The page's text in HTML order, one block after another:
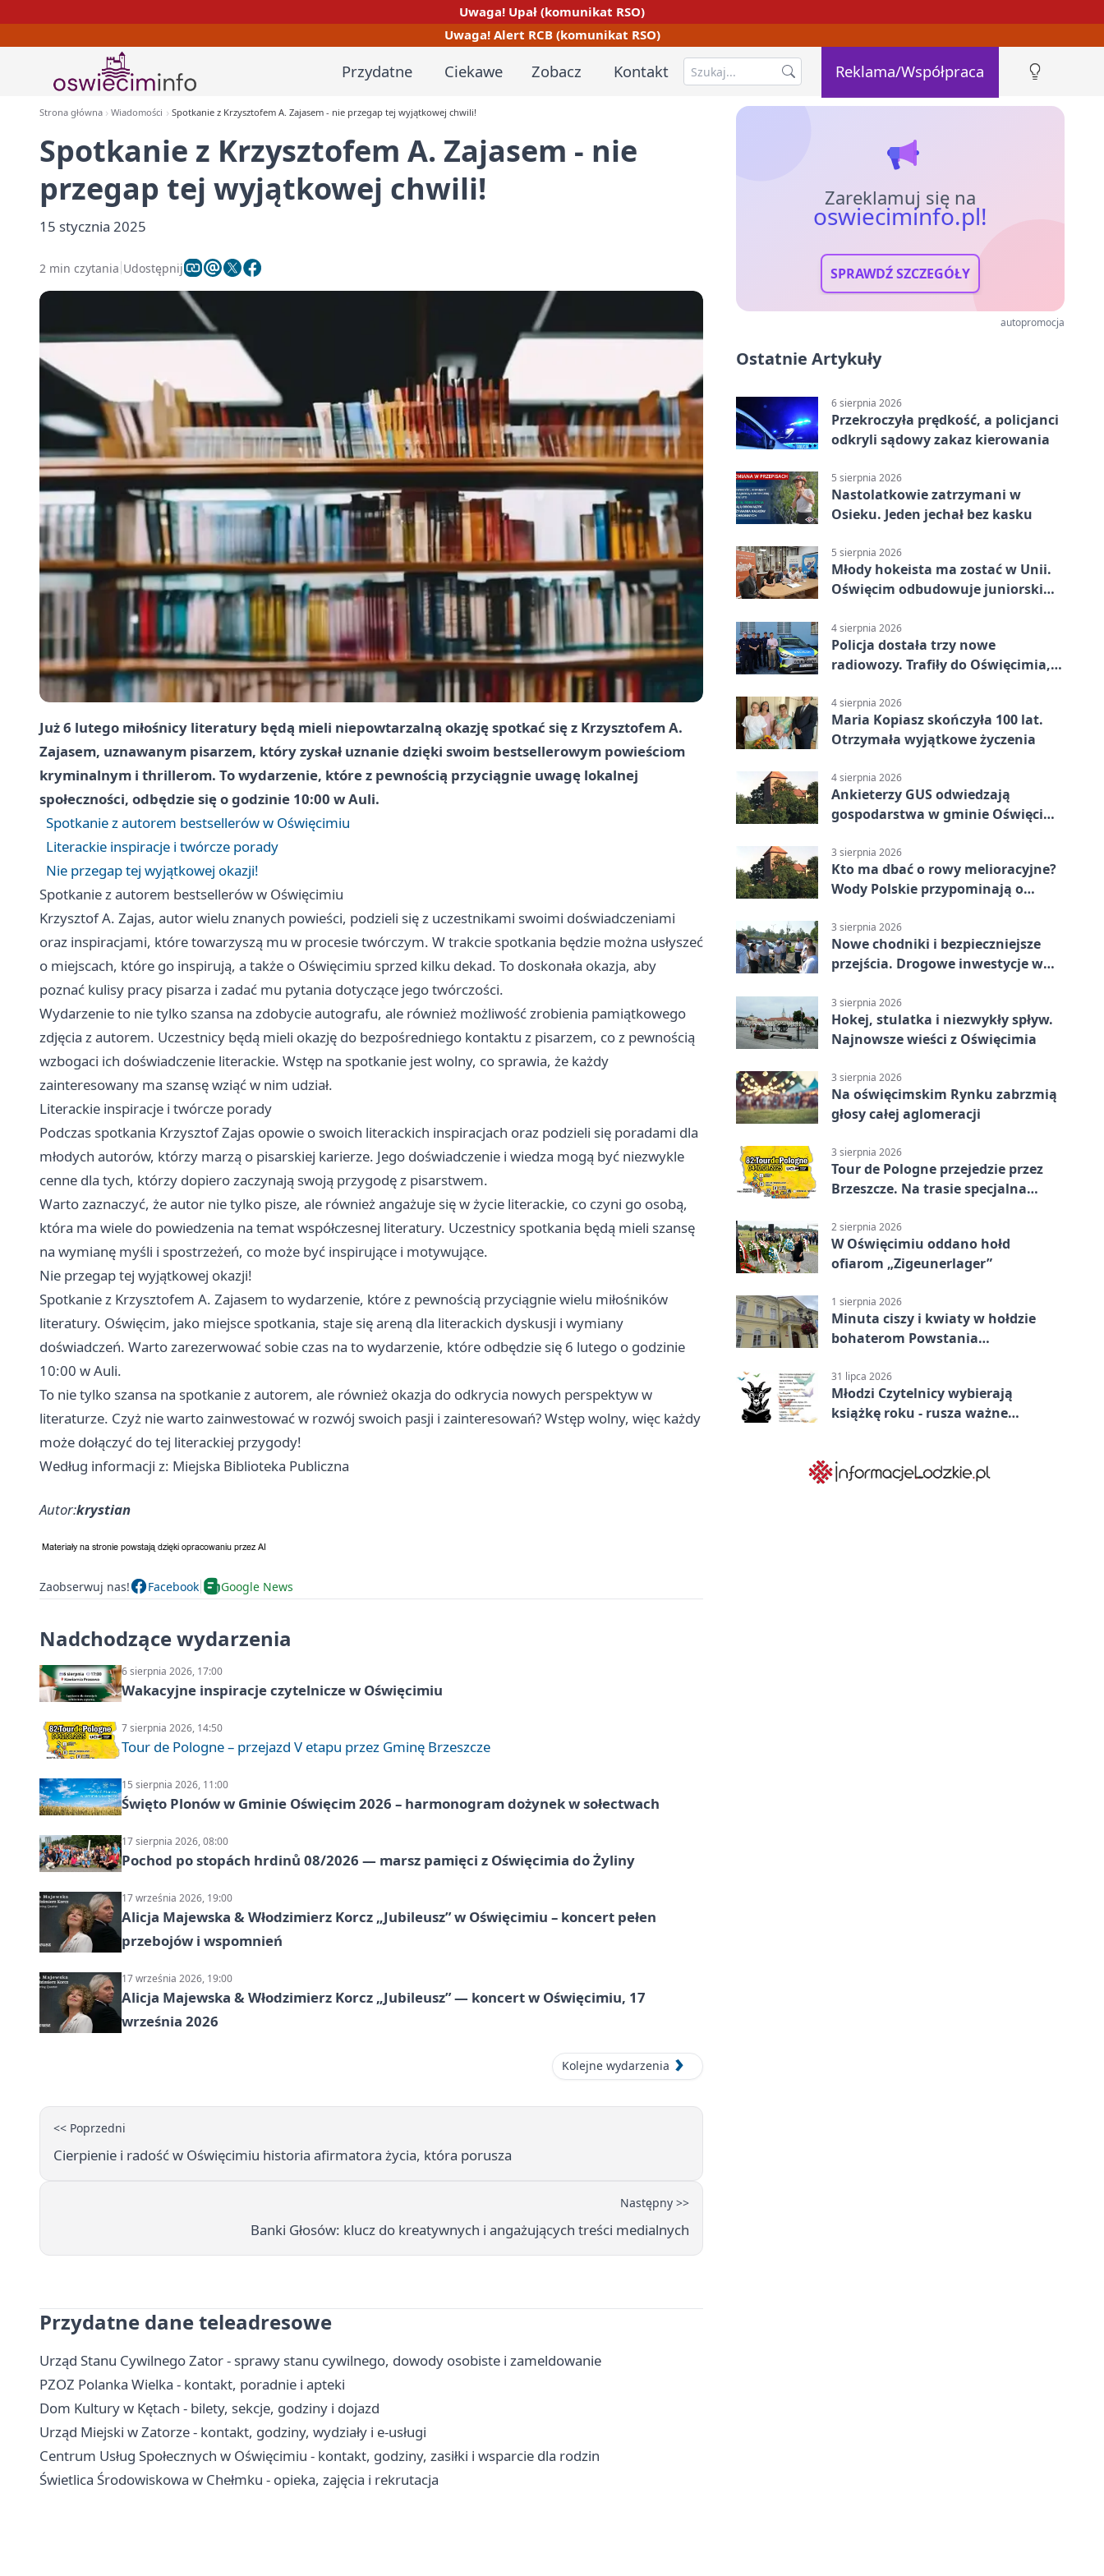
Uwaga! Upał (komunikat RSO)
Uwaga! Alert RCB (komunikat RSO)
Przydatne Ciekawe Zobacz Kontakt Reklama/Współpraca
Strona główna Wiadomości Spotkanie z Krzysztofem A. Zajasem - nie przegap tej wyjątkowej chwili!
Spotkanie z Krzysztofem A. Zajasem - nie
przegap tej wyjątkowej chwili!
15 stycznia 2025
2 min czytania Udostępnij
Już 6 lutego miłośnicy literatury będą mieli niepowtarzalną okazję spotkać się z Krzysztofem A.
Zajasem, uznawanym pisarzem, który zyskał uznanie dzięki swoim bestsellerowym powieściom
kryminalnym i thrillerom. To wydarzenie, które z pewnością przyciągnie uwagę lokalnej
społeczności, odbędzie się o godzinie 10:00 w Auli.
Spotkanie z autorem bestsellerów w Oświęcimiu
Literackie inspiracje i twórcze porady
Nie przegap tej wyjątkowej okazji!
Spotkanie z autorem bestsellerów w Oświęcimiu
Krzysztof A. Zajas, autor wielu znanych powieści, podzieli się z uczestnikami swoimi doświadczeniami
oraz inspiracjami, które towarzyszą mu w procesie twórczym. W trakcie spotkania będzie można usłyszeć
o miejscach, które go inspirują, a także o Oświęcimiu sprzed kilku dekad. To doskonała okazja, aby
poznać kulisy pracy pisarza i zadać mu pytania dotyczące jego twórczości.
Wydarzenie to nie tylko szansa na zdobycie autografu, ale również możliwość zrobienia pamiątkowego
zdjęcia z autorem. Uczestnicy będą mieli okazję do bezpośredniego kontaktu z pisarzem, co z pewnością
wzbogaci ich doświadczenie literackie. Wstęp na spotkanie jest wolny, co sprawia, że każdy
zainteresowany ma szansę wziąć w nim udział.
Literackie inspiracje i twórcze porady
Podczas spotkania Krzysztof Zajas opowie o swoich literackich inspiracjach oraz podzieli się poradami dla
młodych autorów, którzy marzą o pisarskiej karierze. Jego doświadczenie i wiedza mogą być niezwykle
cenne dla tych, którzy dopiero zaczynają swoją przygodę z pisarstwem.
Warto zaznaczyć, że autor nie tylko pisze, ale również angażuje się w życie literackie, co czyni go osobą,
która ma wiele do powiedzenia na temat współczesnej literatury. Uczestnicy spotkania będą mieli szansę
na wymianę myśli i spostrzeżeń, co może być inspirujące i motywujące.
Nie przegap tej wyjątkowej okazji!
Spotkanie z Krzysztofem A. Zajasem to wydarzenie, które z pewnością przyciągnie wielu miłośników
literatury. Oświęcim, jako miejsce spotkania, staje się areną dla literackich dyskusji i wymiany
doświadczeń. Warto zarezerwować sobie czas na to wydarzenie, które odbędzie się 6 lutego o godzinie
10:00 w Auli.
To nie tylko szansa na spotkanie z autorem, ale również okazja do odkrycia nowych perspektyw w
literaturze. Czyż nie warto zainwestować w rozwój swoich pasji i zainteresowań? Wstęp wolny, więc każdy
może dołączyć do tej literackiej przygody!
Według informacji z: Miejska Biblioteka Publiczna
Autor:krystian
Zaobserwuj nas! Facebook Google News
Nadchodzące wydarzenia
6 sierpnia 2026, 17:00
Wakacyjne inspiracje czytelnicze w Oświęcimiu
7 sierpnia 2026, 14:50
Tour de Pologne – przejazd V etapu przez Gminę Brzeszcze
15 sierpnia 2026, 11:00
Święto Plonów w Gminie Oświęcim 2026 – harmonogram dożynek w sołectwach
17 sierpnia 2026, 08:00
Pochod po stopách hrdinů 08/2026 — marsz pamięci z Oświęcimia do Żyliny
17 września 2026, 19:00
Alicja Majewska & Włodzimierz Korcz „Jubileusz” w Oświęcimiu – koncert pełen
przebojów i wspomnień
17 września 2026, 19:00
Alicja Majewska & Włodzimierz Korcz „Jubileusz” — koncert w Oświęcimiu, 17
września 2026
Kolejne wydarzenia
<< Poprzedni
Cierpienie i radość w Oświęcimiu historia afirmatora życia, która porusza
Następny >>
Banki Głosów: klucz do kreatywnych i angażujących treści medialnych
Przydatne dane teleadresowe
Urząd Stanu Cywilnego Zator - sprawy stanu cywilnego, dowody osobiste i zameldowanie
PZOZ Polanka Wielka - kontakt, poradnie i apteki
Dom Kultury w Kętach - bilety, sekcje, godziny i dojazd
Urząd Miejski w Zatorze - kontakt, godziny, wydziały i e-usługi
Centrum Usług Społecznych w Oświęcimiu - kontakt, godziny, zasiłki i wsparcie dla rodzin
Świetlica Środowiskowa w Chełmku - opieka, zajęcia i rekrutacja
Zareklamuj się na
oswieciminfo.pl!
SPRAWDŹ SZCZEGÓŁY
autopromocja
Ostatnie Artykuły
6 sierpnia 2026
Przekroczyła prędkość, a policjanci
odkryli sądowy zakaz kierowania
5 sierpnia 2026
Nastolatkowie zatrzymani w
Osieku. Jeden jechał bez kasku
5 sierpnia 2026
Młody hokeista ma zostać w Unii.
Oświęcim odbudowuje juniorski
4 sierpnia 2026
Policja dostała trzy nowe
radiowozy. Trafiły do Oświęcimia,
4 sierpnia 2026
Maria Kopiasz skończyła 100 lat.
Otrzymała wyjątkowe życzenia
4 sierpnia 2026
Ankieterzy GUS odwiedzają
gospodarstwa w gminie Oświęcim.
3 sierpnia 2026
Kto ma dbać o rowy melioracyjne?
Wody Polskie przypominają o
3 sierpnia 2026
Nowe chodniki i bezpieczniejsze
przejścia. Drogowe inwestycje w
3 sierpnia 2026
Hokej, stulatka i niezwykły spływ.
Najnowsze wieści z Oświęcimia
3 sierpnia 2026
Na oświęcimskim Rynku zabrzmią
głosy całej aglomeracji
3 sierpnia 2026
Tour de Pologne przejedzie przez
Brzeszcze. Na trasie specjalna
2 sierpnia 2026
W Oświęcimiu oddano hołd
ofiarom „Zigeunerlager”
1 sierpnia 2026
Minuta ciszy i kwiaty w hołdzie
bohaterom Powstania
31 lipca 2026
Młodzi Czytelnicy wybierają
książkę roku - rusza ważne